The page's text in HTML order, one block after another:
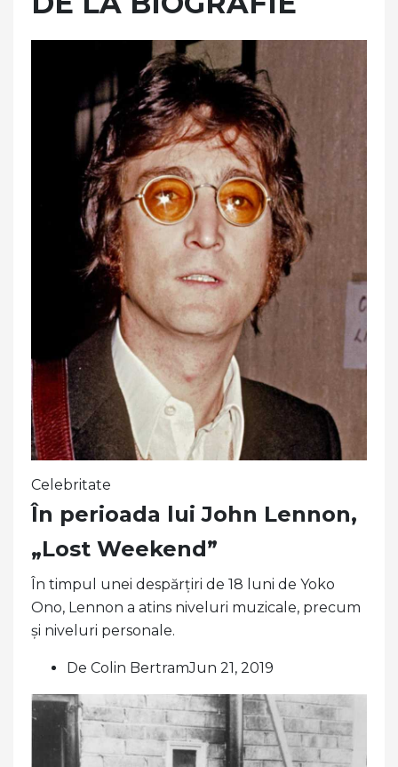
Celebritate
În perioada lui John Lennon,
„Lost Weekend”
În timpul unei despărțiri de 18 luni de Yoko
Ono, Lennon a atins niveluri muzicale, precum
și niveluri personale.
De Colin BertramJun 21, 2019